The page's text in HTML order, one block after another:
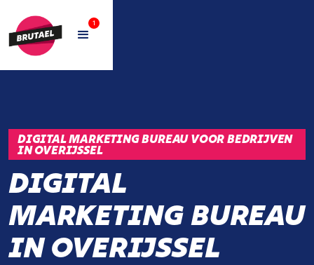
1
DIGITAL MARKETING BUREAU VOOR BEDRIJVEN
IN OVERIJSSEL
DIGITAL
MARKETING BUREAU
IN OVERIJSSEL